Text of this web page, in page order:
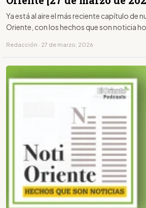
Ya está al aire el más reciente capítulo de
Oriente, con los hechos que son noticia
Redacción · 27 de marzo, 2026